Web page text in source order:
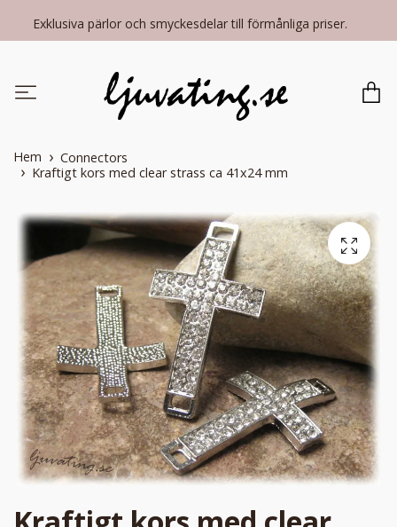
Exklusiva pärlor och smyckesdelar till förmånliga priser.
Hem
Connectors
Kraftigt kors med clear strass ca 41x24 mm